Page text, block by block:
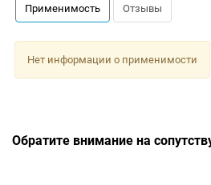
Применимость Отзывы
Нет информации о применимости
Обратите внимание на